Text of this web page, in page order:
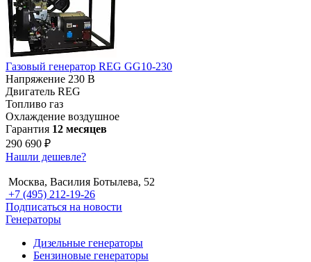
Газовый генератор REG GG10-230
Напряжение 230 В
Двигатель REG
Топливо газ
Охлаждение воздушное
Гарантия 12 месяцев
290 690 ₽
Нашли дешевле?
Москва, Василия Ботылева, 52
+7 (495) 212-19-26
Подписаться на новости
Генераторы
Дизельные генераторы
Бензиновые генераторы